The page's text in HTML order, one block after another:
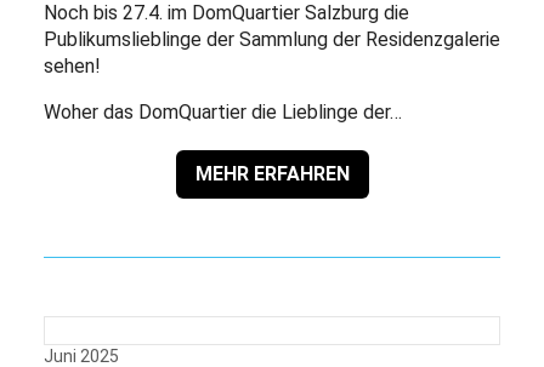
Noch bis 27.4. im DomQuartier Salzburg die
Publikumslieblinge der Sammlung der Residenzgalerie
sehen!
Woher das DomQuartier die Lieblinge der…
MEHR ERFAHREN
Juni 2025